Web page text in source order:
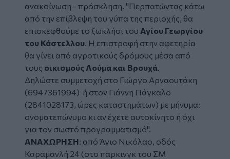
ανακοίνωση - πρόσκληση. "Περπατώντας κάτω
από την επίβλεψη του γύπα της περιοχής, θα
επισκεφθούμε το ξωκλήσι του Αγίου Γεωργίου
του Κάστελλου. Η επιστροφή στην αφετηρία
θα γίνει από αγροτικούς δρόμους μέσα από
τους οικισμούς Λούμα και Βρουχά.
Δηλώστε συμμετοχή στο Γιώργο Αρναουτάκη
(6947361994) ή στον Γιάννη Πάγκαλο
(2841028173, ώρες καταστημάτων) με μήνυμα:
ονοματεπώνυμο κι αν έχετε αυτοκίνητο ή όχι
για τον σωστό προγραμματισμό".
ΑΝΑΧΩΡΗΣΗ: από Άγιο Νικόλαο, οδός
Καραμανλή 24 (στο παρκινγκ του ΣΜ